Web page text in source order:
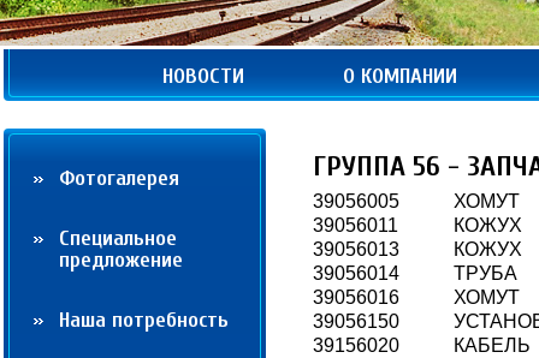
НОВОСТИ О КОМПАНИИ
Фотогалерея
Cпециальное
предложение
Наша потребность
ГРУППА 56 -
39056005
ХОМУТ
39056011
КОЖУХ
39056013
КОЖУХ
39056014
ТРУБА
39056016
ХОМУТ
39056150
39156020
КАБЕЛЬ